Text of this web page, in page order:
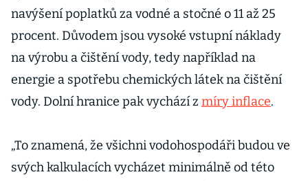
navýšení poplatků za vodné a stočné o 11 až 25
procent. Důvodem jsou vysoké vstupní náklady
na výrobu a čištění vody, tedy například na
energie a spotřebu chemických látek na čištění
vody. Dolní hranice pak vychází z míry inflace.
„To znamená, že všichni vodohospodáři budou ve
svých kalkulacích vycházet minimálně od této